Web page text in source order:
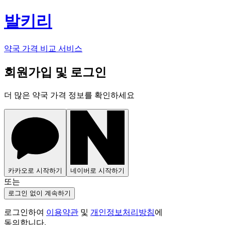
발키리
약국 가격 비교 서비스
회원가입 및 로그인
더 많은 약국 가격 정보를 확인하세요
카카오로 시작하기 네이버로 시작하기
또는
로그인 없이 계속하기
로그인하여 이용약관 및 개인정보처리방침에
동의합니다.